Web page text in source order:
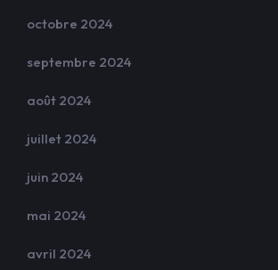
octobre 2024
septembre 2024
août 2024
juillet 2024
juin 2024
mai 2024
avril 2024